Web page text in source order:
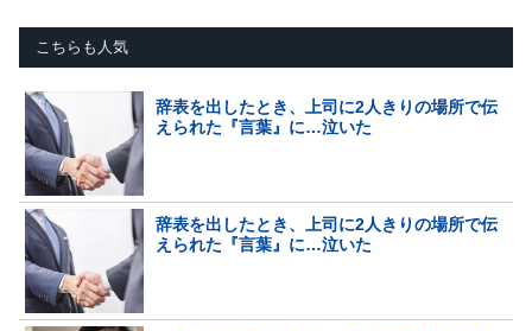
こちらも人気
辞表を出したとき、上司に2人きりの場所で伝
えられた『言葉』に…泣いた
辞表を出したとき、上司に2人きりの場所で伝
えられた『言葉』に…泣いた